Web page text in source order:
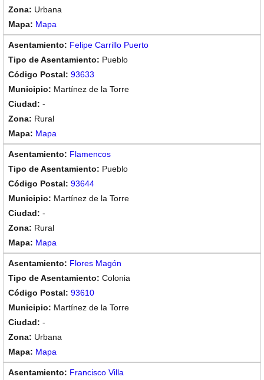
Urbana
Mapa
Felipe Carrillo Puerto
Pueblo
93633
Martínez de la Torre
-
Rural
Mapa
Flamencos
Pueblo
93644
Martínez de la Torre
-
Rural
Mapa
Flores Magón
Colonia
93610
Martínez de la Torre
-
Urbana
Mapa
Francisco Villa